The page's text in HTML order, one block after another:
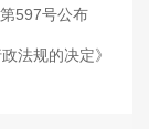
597号公布
法规的决定》